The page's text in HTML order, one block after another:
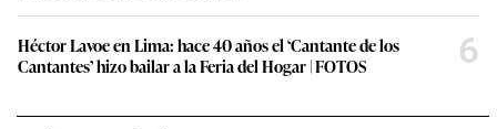
Héctor Lavoe en Lima: hace 40 años el ‘Cantante de los
Cantantes’ hizo bailar a la Feria del Hogar | FOTOS
6